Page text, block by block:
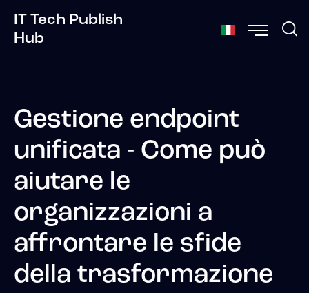
IT Tech Publish
Hub
Gestione endpoint
unificata - Come può
aiutare le
organizzazioni a
affrontare le sfide
della trasformazione